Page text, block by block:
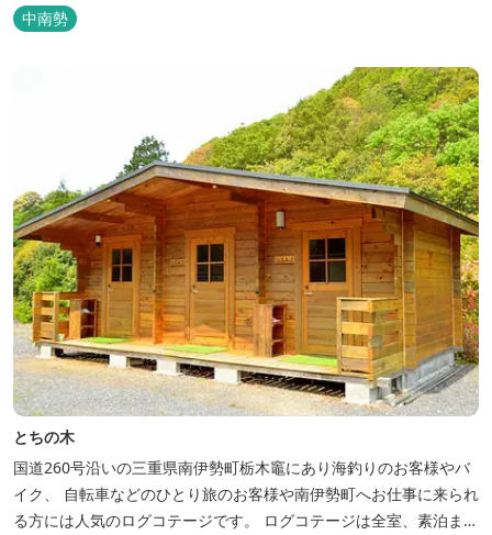
中南勢
とちの木
国道260号沿いの三重県南伊勢町栃木竈にあり海釣りのお客様やバ
イク、 自転車などのひとり旅のお客様や南伊勢町へお仕事に来られ
る方には人気のログコテージです。 ログコテージは全室、素泊まり